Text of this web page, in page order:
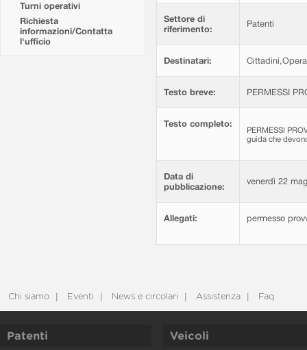
Turni operativi
Richiesta
informazioni/Contatta
l'ufficio
Settore di
riferimento:
Patenti
Destinatari:
Testo breve: PERMESSI
Testo completo:
PERMESSI
guida che
Data di
pubblicazione:
venerdì 22
Allegati: permesso
Chi siamo Eventi News e circolari Assistenza Faq
Patenti Veicoli